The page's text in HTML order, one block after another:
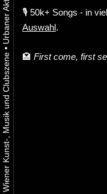
•
🎙️ 50k+ Songs - in
Auswahl.
🏩 First come, first